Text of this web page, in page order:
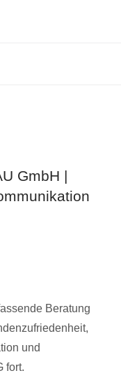
GmbH |
Beratung
und
fort.